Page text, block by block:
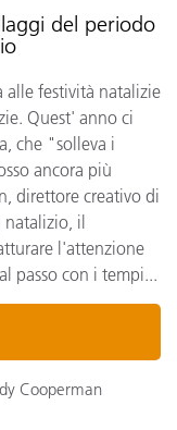
del periodo
alle festività natalizie
Quest' anno ci
che "solleva i
ancora più
direttore creativo di
il
l'attenzione
passo con i tempi...
Cooperman